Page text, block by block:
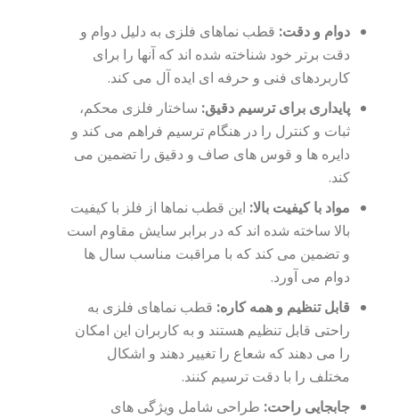
دوام و دقت: قطب نماهای فلزی به دلیل دوام و
دقت برتر خود شناخته شده اند که آنها را برای
کاربردهای فنی و حرفه ای ایده آل می کند.
پایداری برای ترسیم دقیق: ساختار فلزی محکم،
ثبات و کنترل را در هنگام ترسیم فراهم می کند و
دایره ها و قوس های صاف و دقیق را تضمین می
کند.
مواد با کیفیت بالا: این قطب نماها از فلز با کیفیت
بالا ساخته شده اند که در برابر سایش مقاوم است
و تضمین می کند که با مراقبت مناسب سال ها
دوام می آورد.
قابل تنظیم و همه کاره: قطب نماهای فلزی به
راحتی قابل تنظیم هستند و به کاربران این امکان
را می دهند که شعاع را تغییر دهند و اشکال
مختلف را با دقت ترسیم کنند.
جابجایی راحت: طراحی شامل ویژگی های